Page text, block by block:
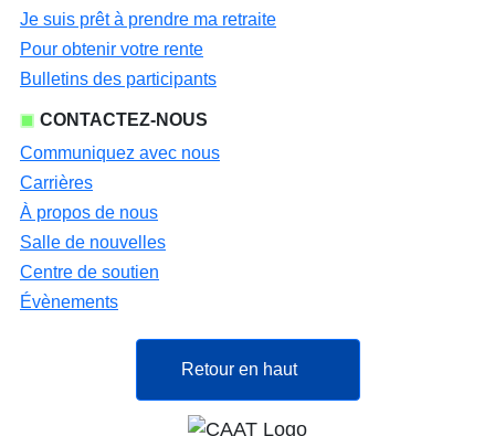
Je suis prêt à prendre ma retraite
Pour obtenir votre rente
Bulletins des participants
CONTACTEZ-NOUS
Communiquez avec nous
Carrières
À propos de nous
Salle de nouvelles
Centre de soutien
Évènements
Retour en haut